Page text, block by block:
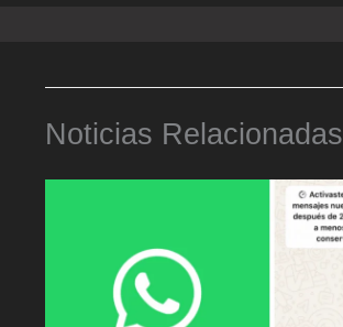
Noticias Relacionadas